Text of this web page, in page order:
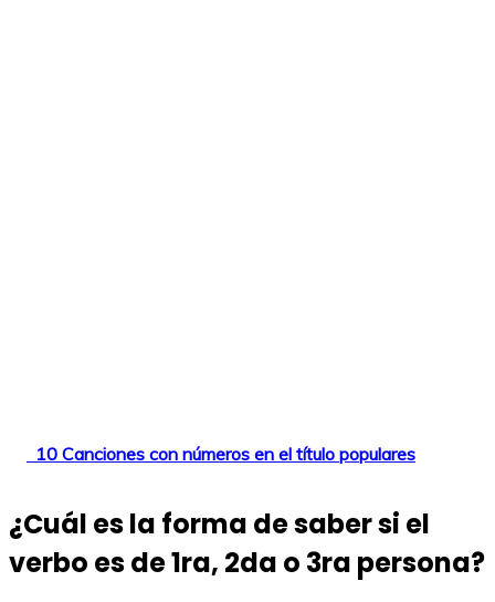
10 Canciones con números en el título populares
¿Cuál es la forma de saber si el
verbo es de 1ra, 2da o 3ra persona?